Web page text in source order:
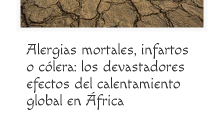
Alergias mortales, infartos
o cólera: los devastadores
efectos del calentamiento
global en África